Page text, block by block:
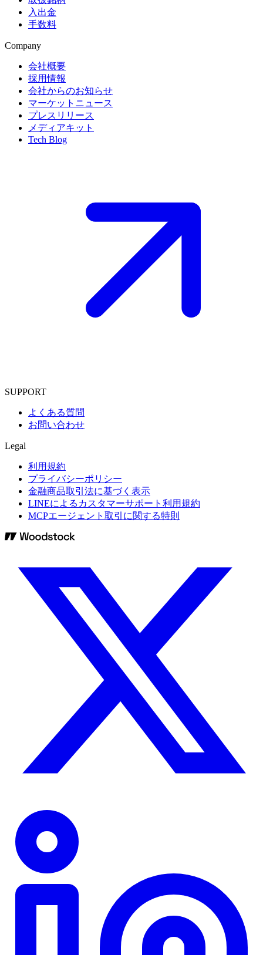
入出金
手数料
Company
会社概要
採用情報
会社からのお知らせ
マーケットニュース
プレスリリース
メディアキット
Tech Blog
SUPPORT
よくある質問
お問い合わせ
Legal
利用規約
プライバシーポリシー
金融商品取引法に基づく表示
LINEによるカスタマーサポート利用規約
MCPエージェント取引に関する特則